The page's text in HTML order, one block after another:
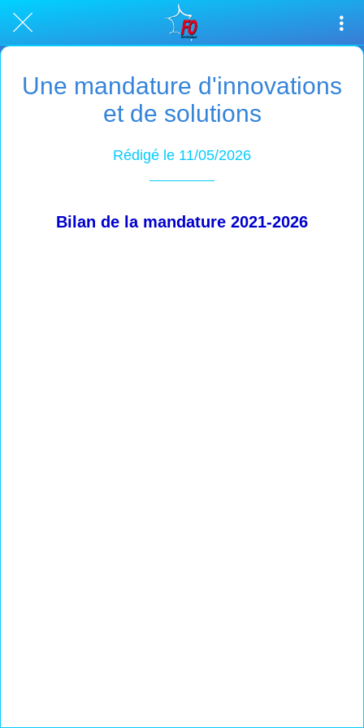
Une mandature d'innovations
et de solutions
Rédigé le 11/05/2026
Bilan de la mandature 2021-2026